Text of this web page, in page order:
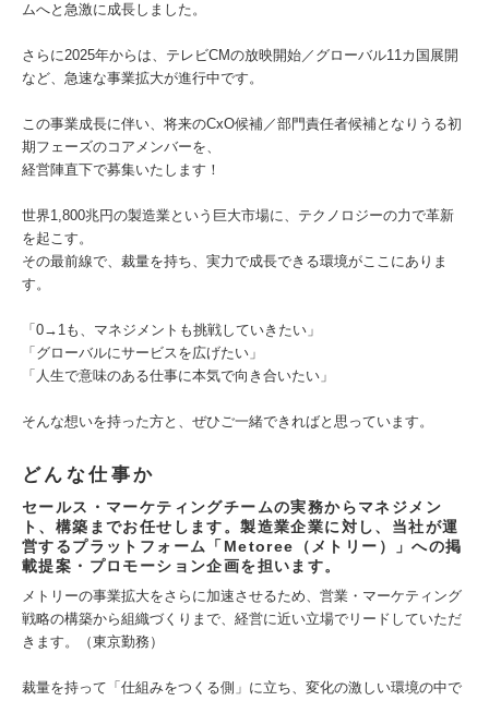
ムへと急激に成長しました。
さらに2025年からは、テレビCMの放映開始／グローバル11カ国展開
など、急速な事業拡大が進行中です。
この事業成長に伴い、将来のCxO候補／部門責任者候補となりうる初
期フェーズのコアメンバーを、
経営陣直下で募集いたします！
世界1,800兆円の製造業という巨大市場に、テクノロジーの力で革新
を起こす。
その最前線で、裁量を持ち、実力で成長できる環境がここにありま
す。
「0→1も、マネジメントも挑戦していきたい」
「グローバルにサービスを広げたい」
「人生で意味のある仕事に本気で向き合いたい」
そんな想いを持った方と、ぜひご一緒できればと思っています。
どんな仕事か
セールス・マーケティングチームの実務からマネジメン
ト、構築までお任せします。製造業企業に対し、当社が運
営するプラットフォーム「Metoree（メトリー）」への掲
載提案・プロモーション企画を担います。
メトリーの事業拡大をさらに加速させるため、営業・マーケティング
戦略の構築から組織づくりまで、経営に近い立場でリードしていただ
きます。（東京勤務）
裁量を持って「仕組みをつくる側」に立ち、変化の激しい環境の中で